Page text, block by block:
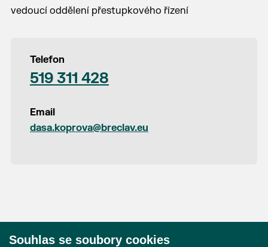
vedoucí oddělení přestupkového řízení
Telefon
519 311 428
Email
dasa.koprova@breclav.eu
Souhlas se soubory cookies